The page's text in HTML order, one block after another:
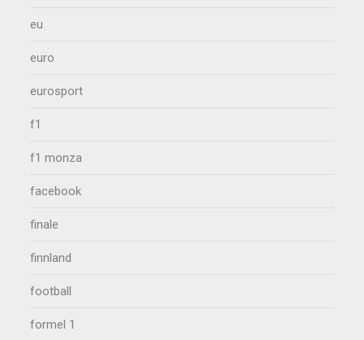
eu
euro
eurosport
f1
f1 monza
facebook
finale
finnland
football
formel 1